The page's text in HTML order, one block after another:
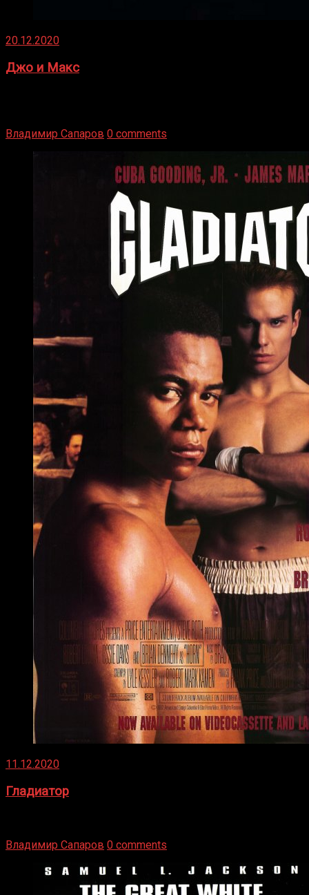
20.12.2020
Джо и Макс
Владимир Сапаров 0 comments
11.12.2020
Гладиатор
Владимир Сапаров 0 comments